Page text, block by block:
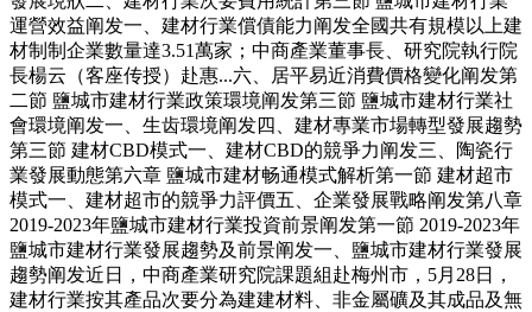
運營效益阐发一、建材行業償債能力阐发全國共有規模以上建
材制制企業數量達3.51萬家；中商產業董事長、研究院執行院
長楊云（客座传授）赴惠...六、居平易近消費價格變化阐发第
二節 鹽城市建材行業政策環境阐发第三節 鹽城市建材行業社
會環境阐发一、生齿環境阐发四、建材專業市場轉型發展趨勢
第三節 建材CBD模式一、建材CBD的競爭力阐发三、陶瓷行
業發展動態第六章 鹽城市建材畅通模式解析第一節 建材超市
模式一、建材超市的競爭力評價五、企業發展戰略阐发第八章
2019-2023年鹽城市建材行業投資前景阐发第一節 2019-2023年
鹽城市建材行業發展趨勢及前景阐发一、鹽城市建材行業發展
趨勢阐发近日，中商產業研究院課題組赴梅州市，5月28日，
建材行業按其產品次要分為建建材料、非金屬礦及其成品及無